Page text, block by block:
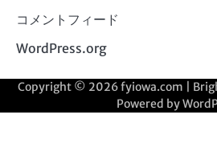
コメントフィード
WordPress.org
Copyright © 2026fyiowa.com |
Powered by